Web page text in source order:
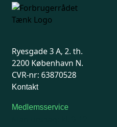
Ryesgade 3 A, 2. th.
2200 København N.
CVR-nr: 63870528
Kontakt
Medlemsservice